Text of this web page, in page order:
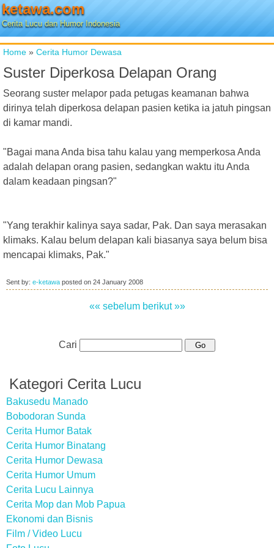
ketawa.com
Cerita Lucu dan Humor Indonesia
Home » Cerita Humor Dewasa
Suster Diperkosa Delapan Orang
Seorang suster melapor pada petugas keamanan bahwa
dirinya telah diperkosa delapan pasien ketika ia jatuh pingsan
di kamar mandi.
"Bagai mana Anda bisa tahu kalau yang memperkosa Anda
adalah delapan orang pasien, sedangkan waktu itu Anda
dalam keadaan pingsan?"
"Yang terakhir kalinya saya sadar, Pak. Dan saya merasakan
klimaks. Kalau belum delapan kali biasanya saya belum bisa
mencapai klimaks, Pak."
Sent by: e-ketawa posted on 24 January 2008
«« sebelum berikut »»
Cari
Kategori Cerita Lucu
Bakusedu Manado
Bobodoran Sunda
Cerita Humor Batak
Cerita Humor Binatang
Cerita Humor Dewasa
Cerita Humor Umum
Cerita Lucu Lainnya
Cerita Mop dan Mob Papua
Ekonomi dan Bisnis
Film / Video Lucu